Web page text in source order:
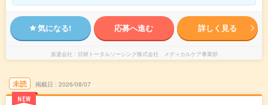
気になる! 応募へ進む 詳しく見る
派遣会社 日研トータルソーシング株式会社 メディカルケア事業部
未読
NEW
掲載日 2026/08/07